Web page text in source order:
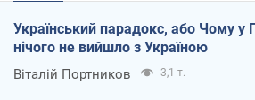
Український парадокс, або Чому у
нічого не вийшло з Україною
Віталій Портников 3,1 т.